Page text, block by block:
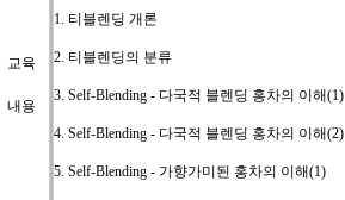
교육
내용
1. 티블렌딩 개론
2. 티블렌딩의 분류
3. Self-Blending - 다국적 블렌딩 홍차의 이해(1)
4. Self-Blending - 다국적 블렌딩 홍차의 이해(2)
5. Self-Blending - 가향가미된 홍차의 이해(1)